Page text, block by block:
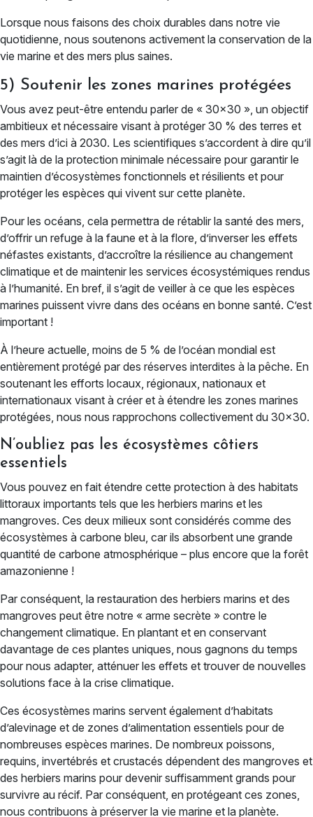
Lorsque nous faisons des choix durables dans notre vie
quotidienne, nous soutenons activement la conservation de la
vie marine et des mers plus saines.
5) Soutenir les zones marines protégées
Vous avez peut-être entendu parler de « 30×30 », un objectif
ambitieux et nécessaire visant à protéger 30 % des terres et
des mers d’ici à 2030. Les scientifiques s’accordent à dire qu’il
s’agit là de la protection minimale nécessaire pour garantir le
maintien d’écosystèmes fonctionnels et résilients et pour
protéger les espèces qui vivent sur cette planète.
Pour les océans, cela permettra de rétablir la santé des mers,
d’offrir un refuge à la faune et à la flore, d’inverser les effets
néfastes existants, d’accroître la résilience au changement
climatique et de maintenir les services écosystémiques rendus
à l’humanité. En bref, il s’agit de veiller à ce que les espèces
marines puissent vivre dans des océans en bonne santé. C’est
important !
À l’heure actuelle, moins de 5 % de l’océan mondial est
entièrement protégé par des réserves interdites à la pêche. En
soutenant les efforts locaux, régionaux, nationaux et
internationaux visant à créer et à étendre les zones marines
protégées, nous nous rapprochons collectivement du 30×30.
N’oubliez pas les écosystèmes côtiers
essentiels
Vous pouvez en fait étendre cette protection à des habitats
littoraux importants tels que les herbiers marins et les
mangroves. Ces deux milieux sont considérés comme des
écosystèmes à carbone bleu, car ils absorbent une grande
quantité de carbone atmosphérique – plus encore que la forêt
amazonienne !
Par conséquent, la restauration des herbiers marins et des
mangroves peut être notre « arme secrète » contre le
changement climatique. En plantant et en conservant
davantage de ces plantes uniques, nous gagnons du temps
pour nous adapter, atténuer les effets et trouver de nouvelles
solutions face à la crise climatique.
Ces écosystèmes marins servent également d’habitats
d’alevinage et de zones d’alimentation essentiels pour de
nombreuses espèces marines. De nombreux poissons,
requins, invertébrés et crustacés dépendent des mangroves et
des herbiers marins pour devenir suffisamment grands pour
survivre au récif. Par conséquent, en protégeant ces zones,
nous contribuons à préserver la vie marine et la planète.